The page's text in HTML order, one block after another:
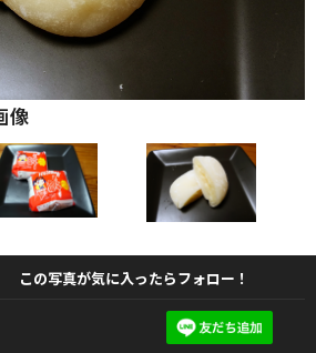
像
この写真が気に入ったらフォロー！